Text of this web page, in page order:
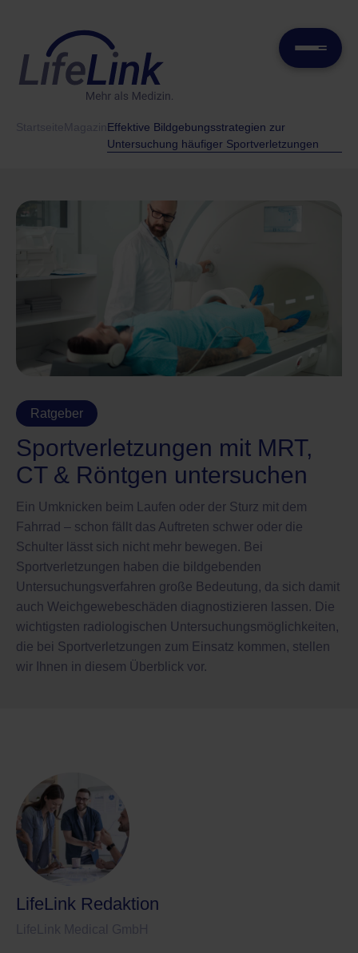
Effektive Bildgebungsstrategien zur
Untersuchung häufiger Sportverletzungen
Ratgeber
Sportverletzungen mit MRT,
CT & Röntgen untersuchen
Ein Umknicken beim Laufen oder der Sturz mit dem
Fahrrad – schon fällt das Auftreten schwer oder die
Schulter lässt sich nicht mehr bewegen. Bei
Sportverletzungen haben die bildgebenden
Untersuchungsverfahren große Bedeutung, da sich damit
auch Weichgewebeschäden diagnostizieren lassen. Die
wichtigsten radiologischen Untersuchungsmöglichkeiten,
die bei Sportverletzungen zum Einsatz kommen, stellen
wir Ihnen in diesem Überblick vor.
LifeLink Redaktion